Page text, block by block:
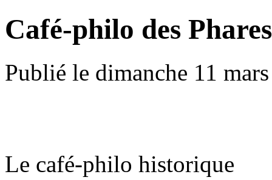
Café-philo des Phares
Publié le dimanche 11
Le café-philo historique